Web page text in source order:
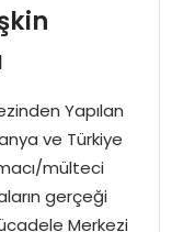
Yapılan
ve Türkiye
mülteci
gerçeği
Merkezi